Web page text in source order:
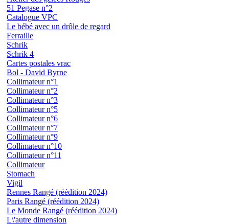
51 Pegase n°2
Catalogue VPC
Le bébé avec un drôle de regard
Ferraille
Schrik
Schrik 4
Cartes postales vrac
Bol - David Byrne
Collimateur n°1
Collimateur n°2
Collimateur n°3
Collimateur n°5
Collimateur n°6
Collimateur n°7
Collimateur n°9
Collimateur n°10
Collimateur n°11
Collimateur
Stomach
Vigil
Rennes Rangé (réédition 2024)
Paris Rangé (réédition 2024)
Le Monde Rangé (réédition 2024)
L\'autre dimension